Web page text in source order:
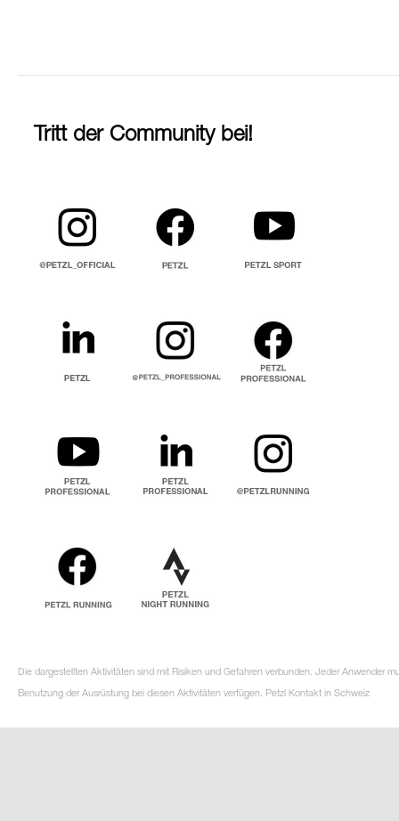
Tritt der Community bei!
Die dargestellten Aktivitäten sind mit Risiken und Gefahren verbunden. Jeder Anwender
Benutzung der Ausrüstung bei diesen Aktivitäten verfügen. Petzl Kontakt in Schweiz